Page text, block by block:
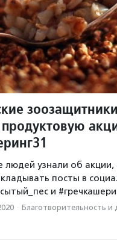
зоозащитники
продуктовую
узнали об акции,
посты в
и
· Благотвори­тель­ность